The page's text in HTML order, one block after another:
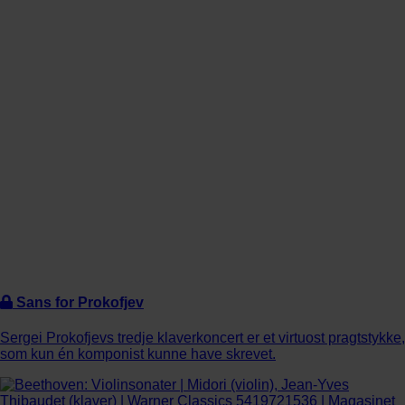
Sans for Prokofjev
Sergei Prokofjevs tredje klaverkoncert er et virtuost pragtstykke,
som kun én komponist kunne have skrevet.